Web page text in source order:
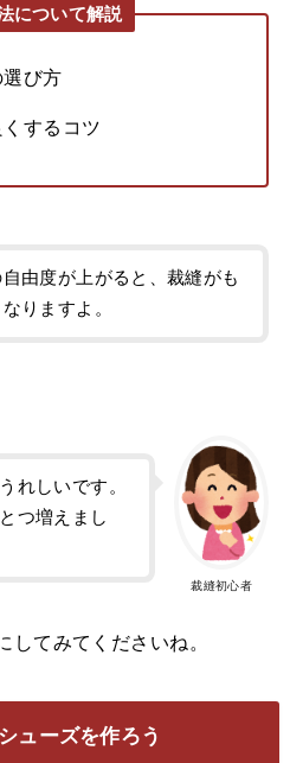
について解説
び方
するコツ
由度が上がると、裁縫がも
りますよ。
裁縫初心者
れしいです。
つ増えまし
してみてくださいね。
ューズを作ろう